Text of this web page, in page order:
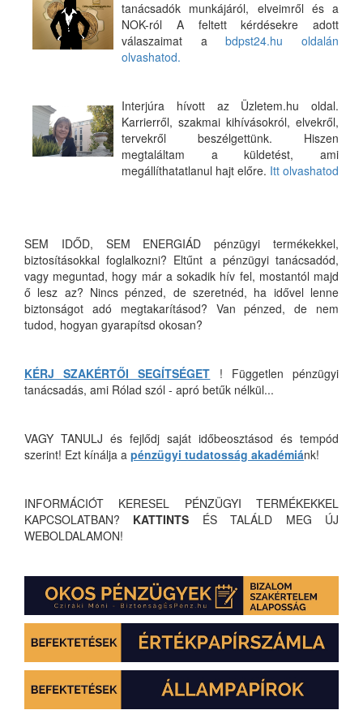
tanácsadók munkájáról, elveimről és a
NOK-ról A feltett kérdésekre adott
válaszaimat abdpst24.hu oldalán
olvashatod.
Interjúra hívott az Üzletem.hu oldal.
Karrierről, szakmai kihívásokról, elvekről,
tervekről beszélgettünk. Hiszen
megtaláltam a küldetést, ami
megállíthatatlanul hajt előre. Itt olvashatod
SEM IDŐD, SEM ENERGIÁD pénzügyi termékekkel,
biztosításokkal foglalkozni? Eltűnt a pénzügyi tanácsadód,
vagy meguntad, hogy már a sokadik hív fel, mostantól majd
ő lesz az? Nincs pénzed, de szeretnéd, ha idővel lenne
biztonságot adó megtakarításod? Van pénzed, de nem
tudod, hogyan gyarapítsd okosan?
KÉRJ SZAKÉRTŐI SEGÍTSÉGET ! Független pénzügyi
tanácsadás, ami Rólad szól - apró betűk nélkül...
VAGY TANULJ és fejlődj saját időbeosztásod és tempód
szerint! Ezt kínálja a pénzügyi tudatosság akadémiánk!
INFORMÁCIÓT KERESEL PÉNZÜGYI TERMÉKEKKEL
KAPCSOLATBAN? KATTINTS ÉS TALÁLD MEG ÚJ
WEBOLDALAMON!